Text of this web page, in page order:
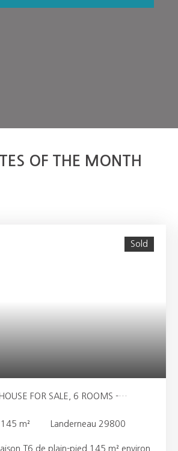
OF THE MONTH
Sold
FOR SALE, 6 ROOMS -
145 m² Landerneau 29800
T6 de plain-pied 145 m² environ